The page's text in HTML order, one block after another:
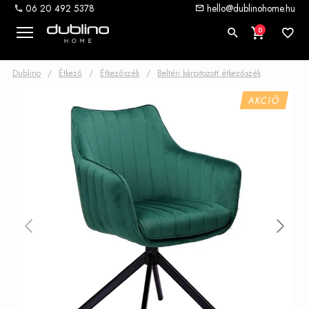
06 20 492 5378 hello@dublinohome.hu
0
Dublino / Étkező / Étkezőszék / Beltéri kárpitozott étkezőszék
AKCIÓ